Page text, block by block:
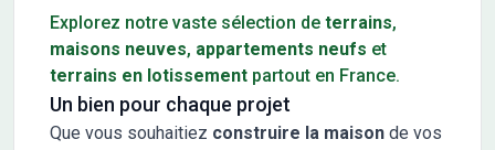
Explorez notre vaste sélection de terrains,
maisons neuves, appartements neufs et
terrains en lotissement partout en France.
Un bien pour chaque projet
Que vous souhaitiez construire la maison de vos